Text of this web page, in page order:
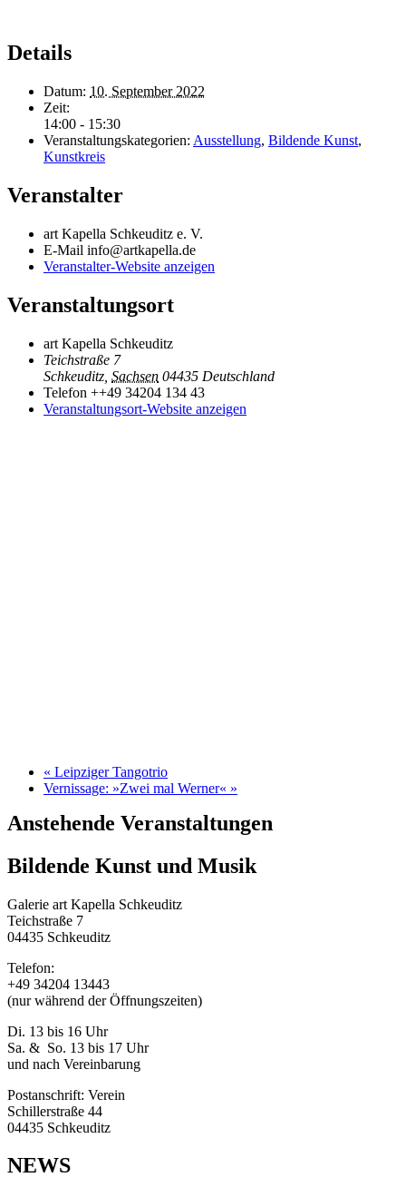
Details
Datum: 10. September 2022
Zeit:
14:00 - 15:30
Veranstaltungskategorien: Ausstellung, Bildende Kunst,
Kunstkreis
Veranstalter
art Kapella Schkeuditz e. V.
E-Mail info@artkapella.de
Veranstalter-Website anzeigen
Veranstaltungsort
art Kapella Schkeuditz
Teichstraße 7
Schkeuditz Sachsen 04435 Deutschland
Telefon ++49 34204 134 43
Veranstaltungsort-Website anzeigen
« Leipziger Tangotrio
Vernissage: »Zwei mal Werner« »
Anstehende Veranstaltungen
Bildende Kunst und Musik
Galerie art Kapella Schkeuditz
Teichstraße 7
04435 Schkeuditz
Telefon:
+49 34204 13443
(nur während der Öffnungszeiten)
Di. 13 bis 16 Uhr
Sa. & So. 13 bis 17 Uhr
und nach Vereinbarung
Postanschrift: Verein
Schillerstraße 44
04435 Schkeuditz
NEWS